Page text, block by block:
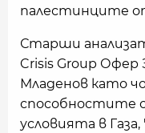
палестинците
Старши
Crisis Group Офер
Младенов като
способностите
условията в